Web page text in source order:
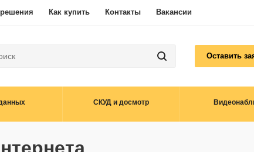
Как купить Контакты Вакансии
Оставить
СКУД и досмотр